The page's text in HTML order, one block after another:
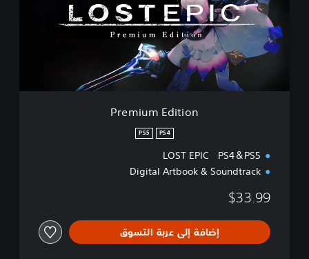
i
Premium Edition
PS4
PS5
LOST EPIC PS4＆PS5
Digital Artbook & Soundtrack
$33.99
إضافة إلى عربة التسوق